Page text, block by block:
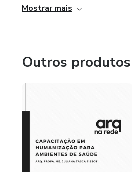
Mostrar mais
Outros produtos